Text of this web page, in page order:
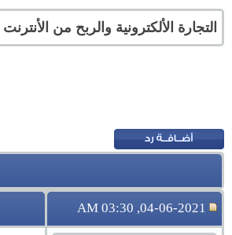
التجارة الألكترونية والربح من الأنترنت
04-06-2021, 03:30 AM